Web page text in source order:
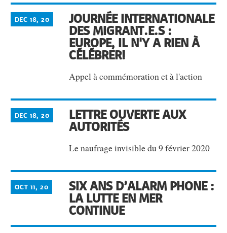
JOURNÉE INTERNATIONALE
DES MIGRANT.E.S :
EUROPE, IL N'Y A RIEN À
CÉLÉBRER!
DEC 18, 20
Appel à commémoration et à l'action
LETTRE OUVERTE AUX
AUTORITÉS
DEC 18, 20
Le naufrage invisible du 9 février 2020
SIX ANS D’ALARM PHONE :
LA LUTTE EN MER
CONTINUE
OCT 11, 20